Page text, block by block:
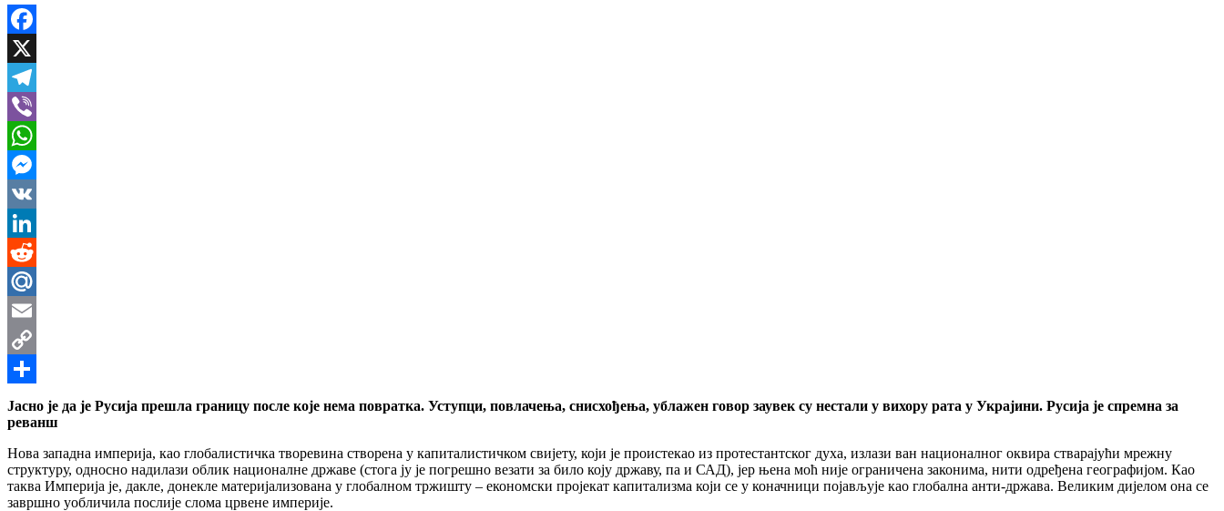
Facebook
X
Telegram
Viber
WhatsApp
Messenger
VK
LinkedIn
Reddit
Mail.Ru
Email
Copy
Link
Share
Јасно је да је Русија прешла границу после које нема повратка. Уступци, повлачења, снисхођења, ублажен говор заувек су нестали у вихору рата у Украјини. Русија је спремна за
реванш
Нова западна империја, као глобалистичка творевина створена у капиталистичком свијету, који је проистекао из протестантског духа, излази ван националног оквира стварајући мрежну
структуру, односно надилази облик националне државе (стога ју је погрешно везати за било коју државу, па и САД), јер њена моћ није ограничена законима, нити одређена географијом. Као
таква Империја је, дакле, донекле материјализована у глобалном тржишту – економски пројекат капитализма који се у коначници појављује као глобална анти-држава. Великим дијелом она се
завршно уобличила послије слома црвене империје.